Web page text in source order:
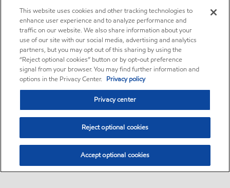
This website uses cookies and other tracking technologies to
enhance user experience and to analyze performance and
traffic on our website. We also share information about your
use of our site with our social media, advertising and analytics
partners, but you may opt out of this sharing by using the
“Reject optional cookies” button or by opt-out preference
signal from your browser. You may find further information and
options in the Privacy Center. Privacy policy
Privacy center
Reject optional cookies
Accept optional cookies